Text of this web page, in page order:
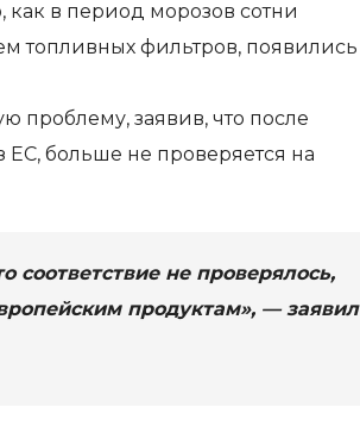
как в период морозов сотни
топливных фильтров, появились
проблему, заявив, что после
больше не проверяется на
соответствие не проверялось,
продуктам», — заявил